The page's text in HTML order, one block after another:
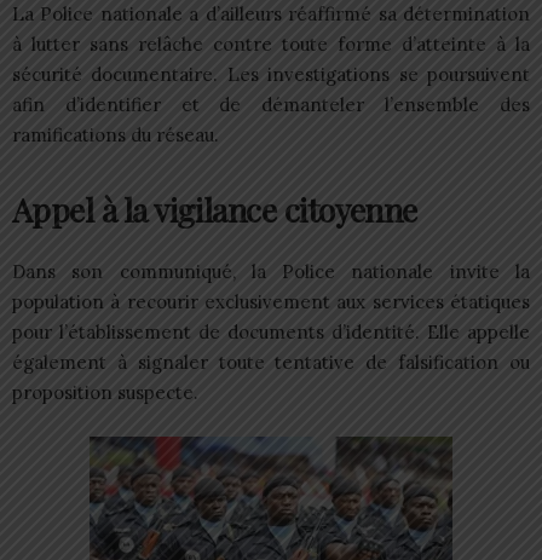
La Police nationale a d’ailleurs réaffirmé sa détermination
à lutter sans relâche contre toute forme d’atteinte à la
sécurité documentaire. Les investigations se poursuivent
afin d’identifier et de démanteler l’ensemble des
ramifications du réseau.
Appel à la vigilance citoyenne
Dans son communiqué, la Police nationale invite la
population à recourir exclusivement aux services étatiques
pour l’établissement de documents d’identité. Elle appelle
également à signaler toute tentative de falsification ou
proposition suspecte.